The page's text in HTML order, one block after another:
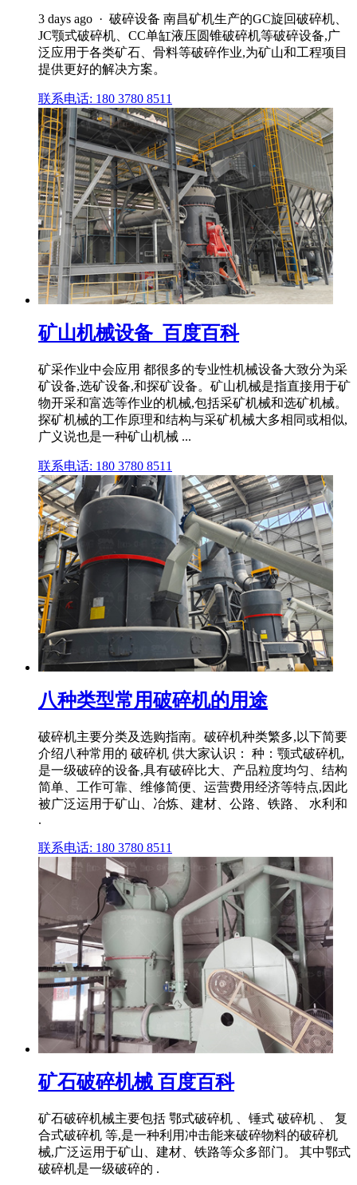
3 days ago · 破碎设备 南昌矿机生产的GC旋回破碎机、
JC颚式破碎机、CC单缸液压圆锥破碎机等破碎设备,广
泛应用于各类矿石、骨料等破碎作业,为矿山和工程项目
提供更好的解决方案。
联系电话: 180 3780 8511
矿山机械设备_百度百科
矿采作业中会应用 都很多的专业性机械设备大致分为采
矿设备,选矿设备,和探矿设备。矿山机械是指直接用于矿
物开采和富选等作业的机械,包括采矿机械和选矿机械。
探矿机械的工作原理和结构与采矿机械大多相同或相似,
广义说也是一种矿山机械 ...
联系电话: 180 3780 8511
八种类型常用破碎机的用途
破碎机主要分类及选购指南。破碎机种类繁多,以下简要
介绍八种常用的 破碎机 供大家认识： 种：颚式破碎机,
是一级破碎的设备,具有破碎比大、产品粒度均匀、结构
简单、工作可靠、维修简便、运营费用经济等特点,因此
被广泛运用于矿山、冶炼、建材、公路、铁路、 水利和
.
联系电话: 180 3780 8511
矿石破碎机械 百度百科
矿石破碎机械主要包括 鄂式破碎机 、锤式 破碎机 、 复
合式破碎机 等,是一种利用冲击能来破碎物料的破碎机
械,广泛运用于矿山、建材、铁路等众多部门。 其中鄂式
破碎机是一级破碎的 .